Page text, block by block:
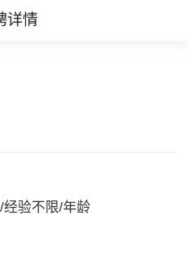
详情
验不限/年龄